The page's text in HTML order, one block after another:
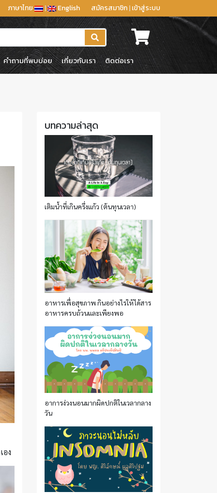
ภาษาไทย | English สมัครสมาชิก|เข้าสู่ระบบ
คำถามที่พบบ่อย เกี่ยวกับเรา ติดต่อเรา
อง
บทความล่าสุด
เติมน้ำที่เกินครึ่งแก้ว (ต้นทุนเวลา)
อาหารเพื่อสุขภาพ กินอย่างไรให้ได้สาร
อาหารครบถ้วนและเพียงพอ
อาการง่วงนอนมากผิดปกติในเวลากลาง
วัน